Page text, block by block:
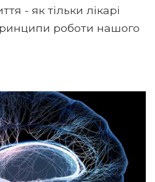
- як тільки лікарі
роботи нашого